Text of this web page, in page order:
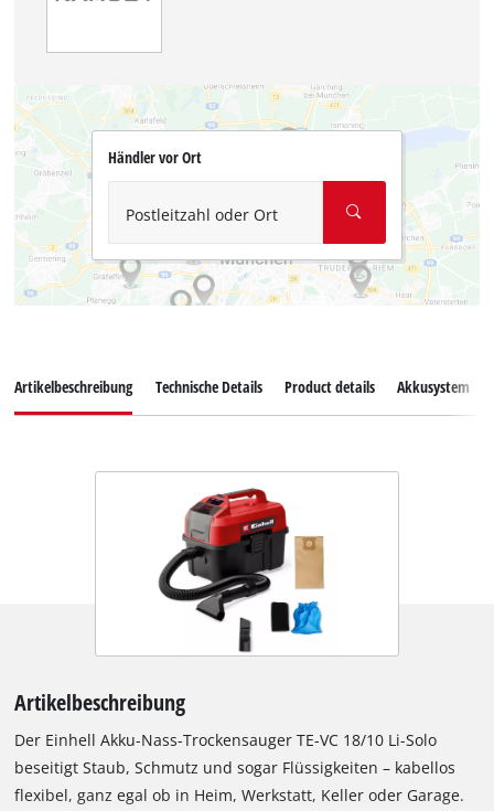
Händler vor Ort
Postleitzahl oder Ort
Artikelbeschreibung Technische Details Product details Akkusystem
Artikelbeschreibung
Der Einhell Akku-Nass-Trockensauger TE-VC 18/10 Li-Solo
beseitigt Staub, Schmutz und sogar Flüssigkeiten – kabellos
flexibel, ganz egal ob in Heim, Werkstatt, Keller oder Garage.